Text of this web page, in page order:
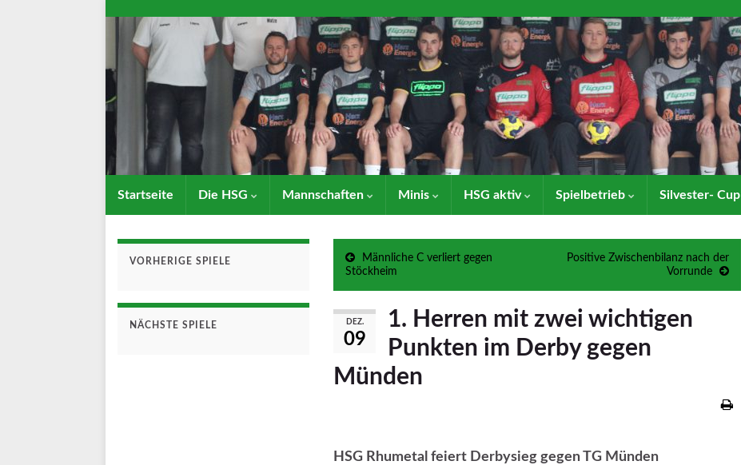
Startseite Die HSG Mannschaften Minis HSG aktiv Spielbetrieb Silvester- Cup
Männliche C verliert gegen
Stöckheim
Positive Zwischenbilanz nach der
Vorrunde
DEZ.
09
1. Herren mit zwei wichtigen
Punkten im Derby gegen
Münden
HSG Rhumetal feiert Derbysieg gegen TG Münden
VORHERIGE SPIELE
NÄCHSTE SPIELE